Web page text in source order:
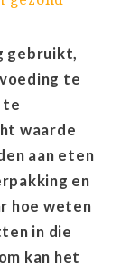
gebruikt,
te
te
waarde
aan eten
en
hoe weten
in die
kan het